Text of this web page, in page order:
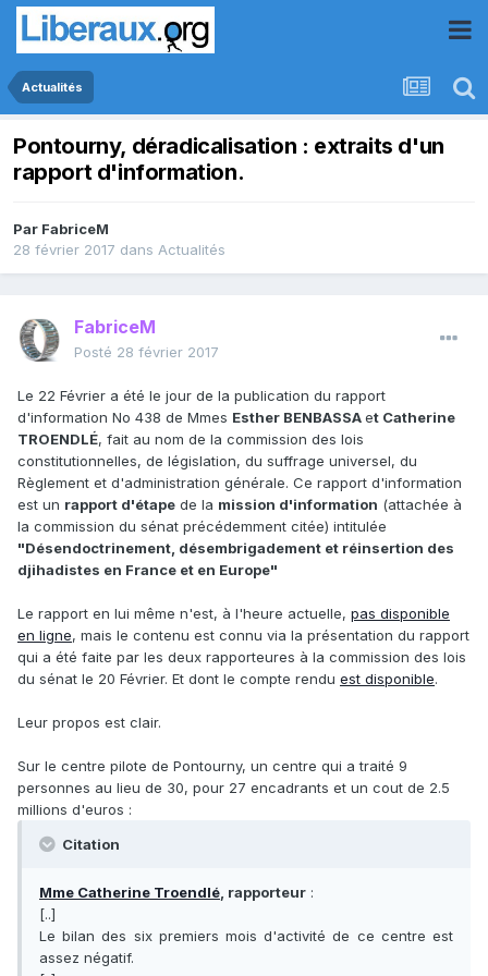
Actualités
Pontourny, déradicalisation : extraits d'un
rapport d'information.
Par FabriceM
28 février 2017 dans Actualités
FabriceM
Posté 28 février 2017
Le 22 Février a été le jour de la publication du rapport
d'information No 438 de Mmes Esther BENBASSAet Catherine
TROENDLÉ, fait au nom de la commission des lois
constitutionnelles, de législation, du suffrage universel, du
Règlement et d'administration générale. Ce rapport d'information
est un rapport d'étape de la mission d'information (attachée à
la commission du sénat précédemment citée) intitulée
"Désendoctrinement, désembrigadement et réinsertion des
djihadistes en France et en Europe"
Le rapport en lui même n'est, à l'heure actuelle, pas disponible
en ligne, mais le contenu est connu via la présentation du rapport
qui a été faite par les deux rapporteures à la commission des lois
du sénat le 20 Février. Et dont le compte rendu est disponible.
Leur propos est clair.
Sur le centre pilote de Pontourny, un centre qui a traité 9
personnes au lieu de 30, pour 27 encadrants et un cout de 2.5
millions d'euros :
Citation
Mme Catherine Troendlé, rapporteur :
[..]
Le bilan des six premiers mois d'activité de ce centre est
assez négatif.